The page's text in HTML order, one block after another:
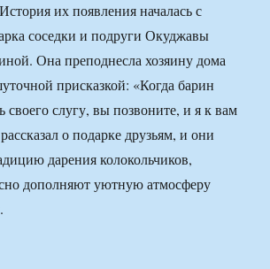
их появления началась с
соседки и подруги Окуджавы
Она преподнесла хозяину дома
присказкой: «Когда барин
своего слугу, вы позвоните, и я к вам
о подарке друзьям, и они
дарения колокольчиков,
дополняют уютную атмосферу